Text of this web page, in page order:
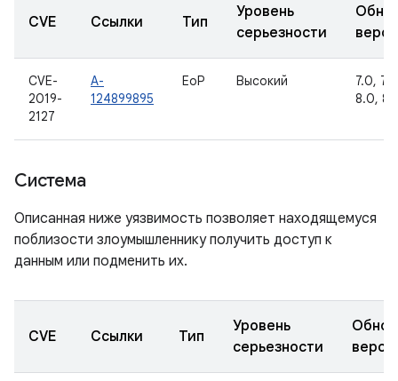
CVE Ссылки Тип
Уровень
серьезности
CVE-
2019-
2127
A-
124899895
EoP Высокий
7.0,
8.0,
Система
Описанная ниже уязвимость позволяет находящемуся
поблизости злоумышленнику получить доступ к
данным или подменить их.
CVE Ссылки Тип
Уровень
серьезности